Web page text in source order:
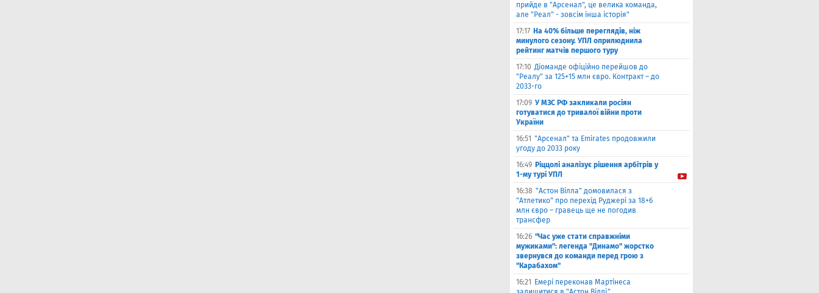
прийде в "Арсенал", це велика команда,
але "Реал" - зовсім інша історія"
17:17 На 40% більше переглядів, ніж
минулого сезону. УПЛ оприлюднила
рейтинг матчів першого туру
17:10 Діоманде офіційно перейшов до
"Реалу" за 125+15 млн євро. Контракт – до
2033-го
17:09 У МЗС РФ закликали росіян
готуватися до тривалої війни проти
України
16:51 "Арсенал" та Emirates продовжили
угоду до 2033 року
16:49 Ріццолі аналізує рішення арбітрів у
1-му турі УПЛ
16:38 "Астон Вілла" домовилася з
"Атлетико" про перехід Руджері за 18+6
млн євро – гравець ще не погодив
трансфер
16:26 "Час уже стати справжніми
мужиками": легенда "Динамо" жорстко
звернувся до команди перед грою з
"Карабахом"
16:21
Емері переконав Мартінеса